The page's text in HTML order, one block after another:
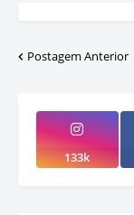
Postagem Anterior
133k